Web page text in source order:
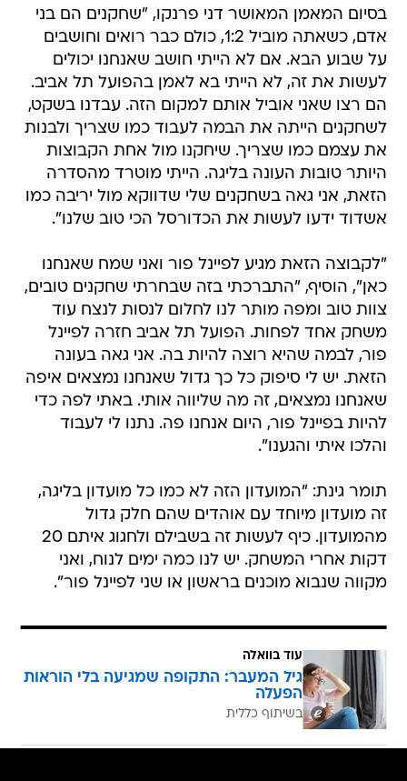
בסיום המאמן המאושר דני פרנקו, "שחקנים הם בני
אדם, כשאתה מוביל 1:2, כולם כבר רואים וחושבים
על שבוע הבא. אם לא הייתי חושב שאנחנו יכולים
לעשות את זה, לא הייתי בא לאמן בהפועל תל אביב.
הם רצו שאני אוביל אותם למקום הזה. עבדנו בשקט,
לשחקנים הייתה את הבמה לעבוד כמו שצריך ולבנות
את עצמם כמו שצריך. שיחקנו מול אחת הקבוצות
היותר טובות העונה בליגה. הייתי מוטרד מהסדרה
הזאת, אני גאה בשחקנים שלי שדווקא מול יריבה כמו
אשדוד ידעו לעשות את הכדורסל הכי טוב שלנו".
"לקבוצה הזאת מגיע לפיינל פור ואני שמח שאנחנו
כאן", הוסיף, "התברכתי בזה שבחרתי שחקנים טובים,
צוות טוב ומפה מותר לנו לחלום לנסות לנצח עוד
משחק אחד לפחות. הפועל תל אביב חזרה לפיינל
פור, לבמה שהיא רוצה להיות בה. אני גאה בעונה
הזאת. יש לי סיפוק כל כך גדול שאנחנו נמצאים איפה
שאנחנו נמצאים, זה מה שליווה אותי. באתי לפה כדי
להיות בפיינל פור, היום אנחנו פה. נתנו לי לעבוד
והלכו איתי והגענו".
תומר גינת: "המועדון הזה לא כמו כל מועדון בליגה,
זה מועדון מיוחד עם אוהדים שהם חלק גדול
מהמועדון. כיף לעשות זה בשבילם ולחגוג איתם 20
דקות אחרי המשחק. יש לנו כמה ימים לנוח, ואני
מקווה שנבוא מוכנים בראשון או שני לפיינל פור".
עוד בוואלה
גיל המעבר: התקופה שמגיעה בלי הוראות
הפעלה
בשיתוף כללית